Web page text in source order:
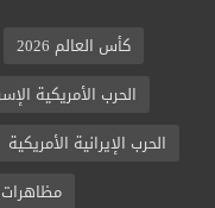
كأس العالم 2026
الحرب الأمريكية
الحرب الإيرانية الأمريكية
مظاهرات